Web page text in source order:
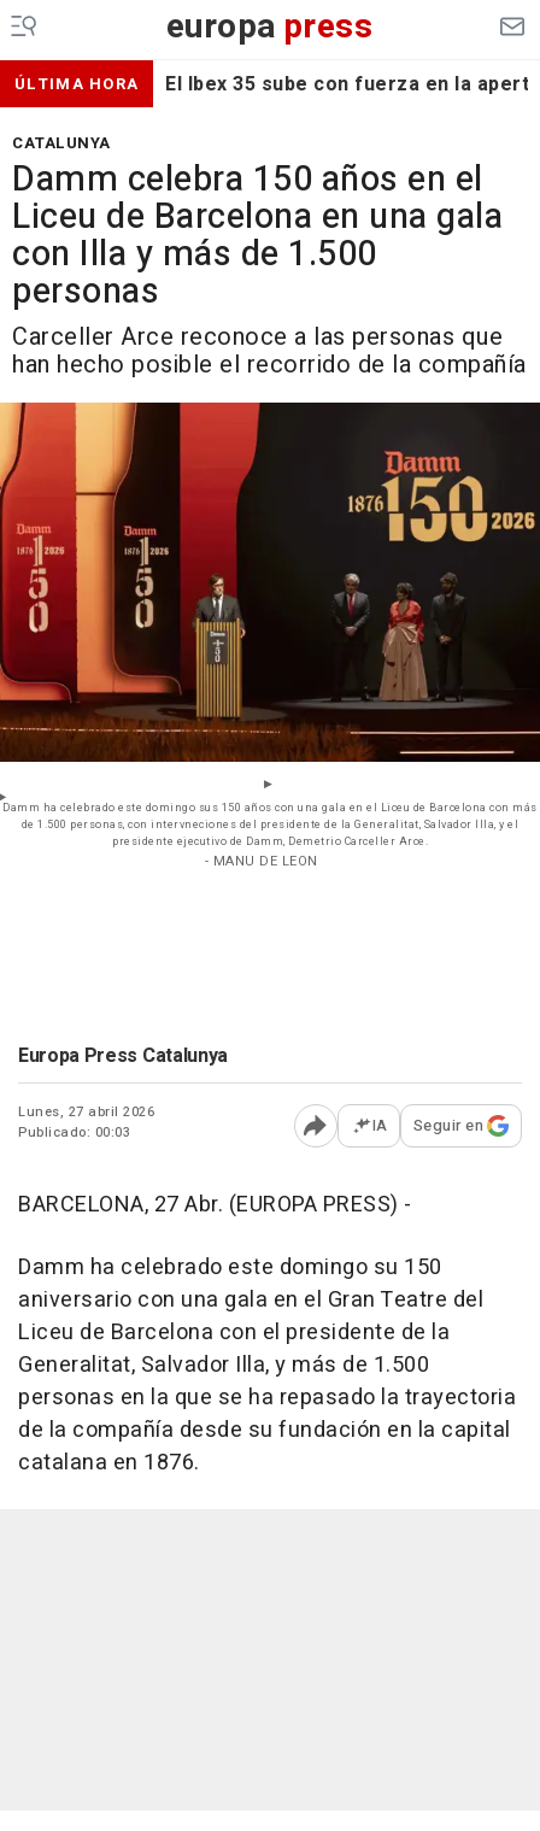
europa press
ÚLTIMA HORA El Ibex 35 sube con fuerza en la
CATALUNYA
Damm celebra 150 años en el
Liceu de Barcelona en una gala
con Illa y más de 1.500
personas
Carceller Arce reconoce a las personas que
han hecho posible el recorrido de la compañía
Damm ha celebrado este domingo sus 150 años con una gala en el Liceu de Barcelona con más
de 1.500 personas, con intervneciones del presidente de la Generalitat, Salvador Illa, y el
presidente ejecutivo de Damm, Demetrio Carceller Arce.
- MANU DE LEON
Europa Press Catalunya
Lunes, 27 abril 2026
Publicado: 00:03
Abrir opciones para
IA Seguir en
BARCELONA, 27 Abr. (EUROPA PRESS) -
Damm ha celebrado este domingo su 150
aniversario con una gala en el Gran Teatre del
Liceu de Barcelona con el presidente de la
Generalitat, Salvador Illa, y más de 1.500
personas en la que se ha repasado la trayectoria
de la compañía desde su fundación en la capital
catalana en 1876.